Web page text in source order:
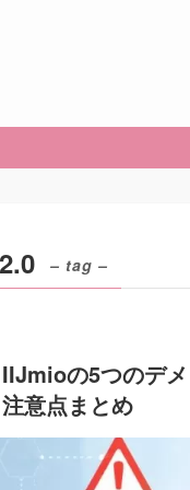
– tag –
IIJmioの5つのデ
注意点まとめ